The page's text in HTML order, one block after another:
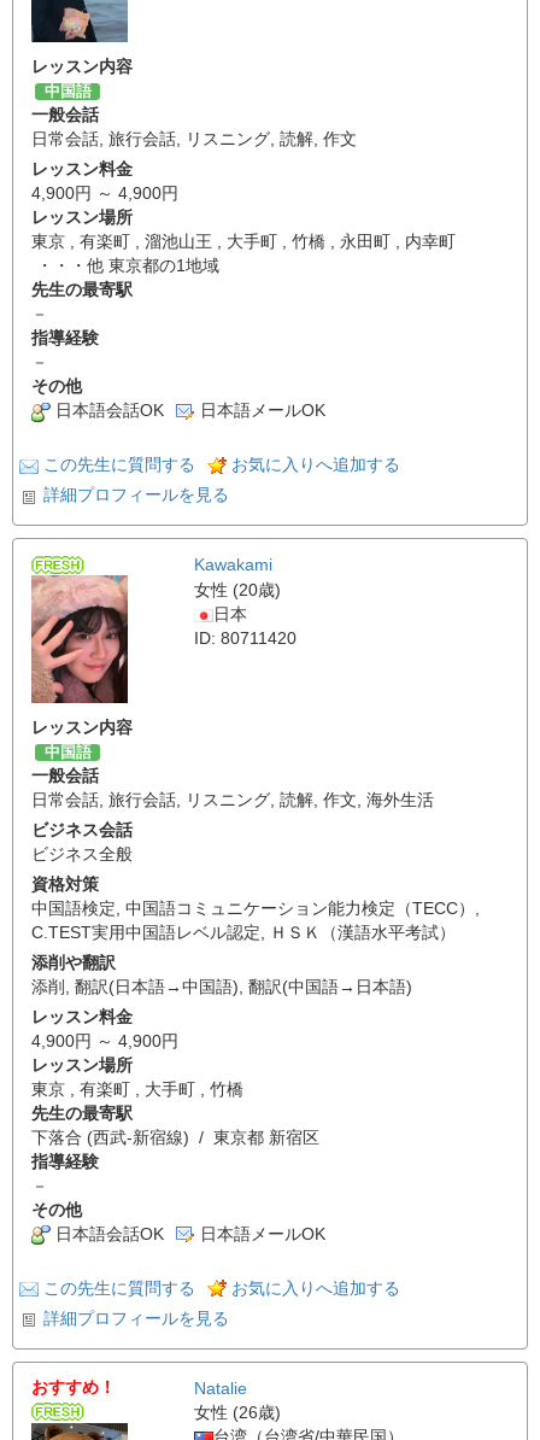
レッスン内容
中国語
一般会話
日常会話, 旅行会話, リスニング, 読解, 作文
レッスン料金
4,900円 ～ 4,900円
レッスン場所
東京 , 有楽町 , 溜池山王 , 大手町 , 竹橋 , 永田町 , 内幸町
・・・他 東京都の1地域
先生の最寄駅
－
指導経験
－
その他
日本語会話OK
日本語メールOK
この先生に質問する
お気に入りへ追加する
詳細プロフィールを見る
Kawakami
女性 (20歳)
日本
ID: 80711420
レッスン内容
中国語
一般会話
日常会話 旅行会話 リスニング 読解 作文 海外生活
ビジネス会話
ビジネス全般
資格対策
中国語検定 中国語コミュニケーション能力検定（TECC）
C.TEST実用中国語レベル認定
ＨＳＫ（漢語水平考試）
添削や翻訳
添削
翻訳(日本語→中国語) 翻訳(中国語→日本語)
レッスン料金
4,900円 ～ 4,900円
レッスン場所
東京 , 有楽町 , 大手町 , 竹橋
先生の最寄駅
下落合 (西武-新宿線) / 東京都 新宿区
指導経験
－
その他
日本語会話OK
日本語メールOK
この先生に質問する
お気に入りへ追加する
詳細プロフィールを見る
おすすめ！
Natalie
女性 (26歳)